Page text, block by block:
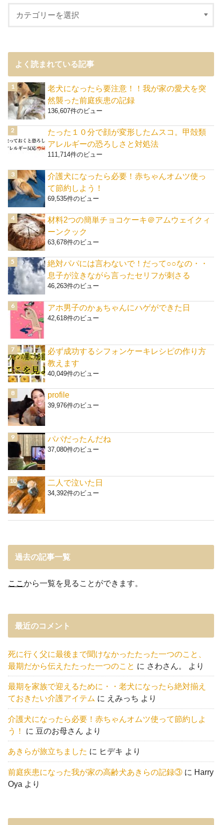
よく読まれている記事
老犬になったら要注意！！我が家の愛犬を突
然襲った前庭疾患の記録
136,607件のビュー
たった１０分で顔が変形したムスコ。甲殻類
アレルギーの恐ろしさと対処法
111,714件のビュー
介護犬になったら必要！赤ちゃんオムツ使っ
て節約しよう！
69,535件のビュー
材料2つの簡単チョコケーキ＠アムウェイクィ
ーンクック
63,678件のビュー
絶対パパには言わないで！だって○○なの・・
息子が泣きながら言ったセリフが刺さる
46,263件のビュー
アホ男子のかぁちゃんにハゲができた日
42,618件のビュー
必ず成功するシフォンケーキレシピの作り方
教えます
40,049件のビュー
profile
39,976件のビュー
パパだったんだね
37,080件のビュー
二人で泣いた日
34,392件のビュー
過去の記事一覧
ここから一覧を見ることができます。
最近のコメント
死に行く父に最後まで聞けなかったたった一つのこと、
最期だから伝えたたった一つのこと に さわさん。 より
最期を家族で迎えるために・・老犬になったら絶対揃え
ておきたい介護アイテム に えみっち より
介護犬になったら必要！赤ちゃんオムツ使って節約しよ
う！
に 豆のお母さん より
あきらが旅立ちました に ヒデキ より
前庭疾患になった我が家の高齢犬あきらの記録③ に Harry
Oya より